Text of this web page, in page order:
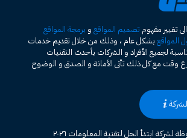
الى تغيير مفهوم تصميم المواقع و برمجة المواقع
المواقع بشكل عام ، وذلك من خلال تقديم خدمات
لجميع الأفراد و الشركات بأحدث التقنيات
وقت مع كل ذلك تأتى الأمانة و الصدق و الوضوح
ابتدأ الحل لتقنية المعلومات ٢٠٢٦